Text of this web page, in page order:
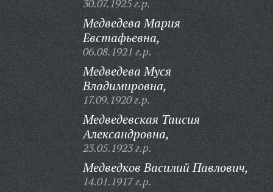
30.07.1925 г.р.
Медведева Мария
Евстафьевна,
06.08.1921 г.р.
Медведева Муся
Владимировна,
17.09.1920 г.р.
Медведевская Таисия
Александровна,
23.05.1923 г.р.
Медведков Василий Павлович,
14.01.1917 г.р.